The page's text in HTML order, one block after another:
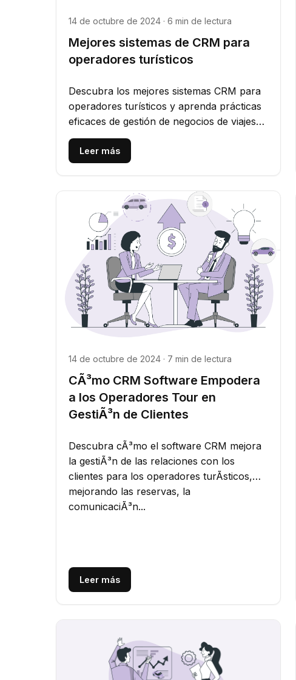
14 de octubre de 2024 · 6 min de lectura
Mejores sistemas de CRM para
operadores turísticos
Descubra los mejores sistemas CRM para
operadores turísticos y aprenda prácticas
eficaces de gestión de negocios de viajes
para mejorar la satisfacción del...
Leer más
14 de octubre de 2024 · 7 min de lectura
CÃ³mo CRM Software Empodera
a los Operadores Tour en
GestiÃ³n de Clientes
Descubra cÃ³mo el software CRM mejora
la gestiÃ³n de las relaciones con los
clientes para los operadores turÃ­sticos,
mejorando las reservas, la
comunicaciÃ³n...
Leer más